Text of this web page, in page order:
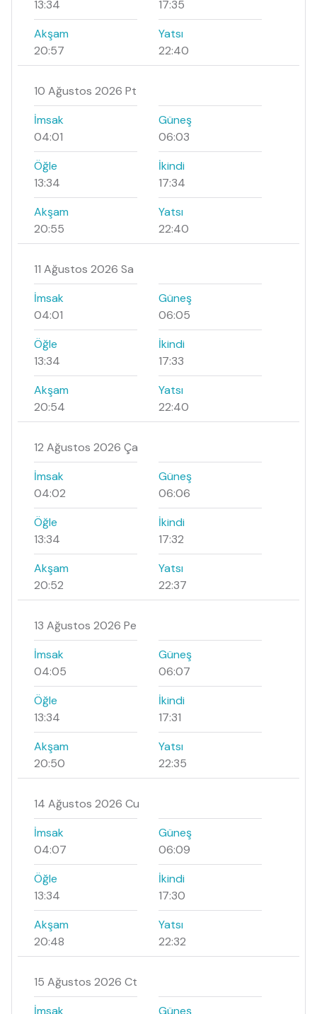
13:34
17:35
Akşam
20:57
Yatsı
22:40
10 Ağustos 2026 Pt
İmsak
04:01
Güneş
06:03
Öğle
13:34
İkindi
17:34
Akşam
20:55
Yatsı
22:40
11 Ağustos 2026 Sa
İmsak
04:01
Güneş
06:05
Öğle
13:34
İkindi
17:33
Akşam
20:54
Yatsı
22:40
12 Ağustos 2026 Ça
İmsak
04:02
Güneş
06:06
Öğle
13:34
İkindi
17:32
Akşam
20:52
Yatsı
22:37
13 Ağustos 2026 Pe
İmsak
04:05
Güneş
06:07
Öğle
13:34
İkindi
17:31
Akşam
20:50
Yatsı
22:35
14 Ağustos 2026 Cu
İmsak
04:07
Güneş
06:09
Öğle
13:34
İkindi
17:30
Akşam
20:48
Yatsı
22:32
15 Ağustos 2026 Ct
İmsak
Güneş